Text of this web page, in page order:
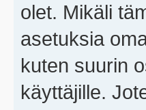
olet. Mikäli
asetuksia
kuten suurin
käyttäjille.